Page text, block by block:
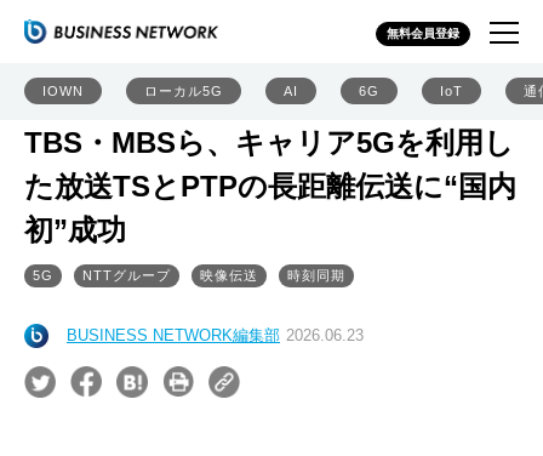
無料会員登録
IOWN ローカル5G AI 6G IoT 通
TBS・MBSら、キャリア5Gを利用し
た放送TSとPTPの長距離伝送に“国内
初”成功
5G NTTグループ 映像伝送 時刻同期
BUSINESS NETWORK編集部 2026.06.23